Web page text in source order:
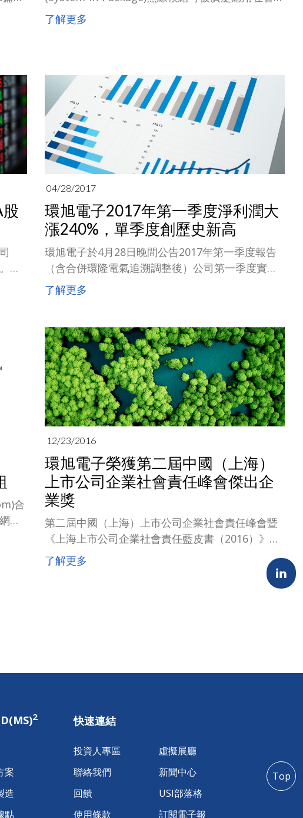
在
之
家電、居家防護以及其他IoT消費性產品。
了解更多
在
22
04/28/2017
環旭電子2017年第一季度淨利潤大
漲240%，單季度創歷史新高
環旭電子於4月28日晚間公告2017年第一季度報告
（含合併環隆電氣追溯調整後）公司第一季度實現
營業收入人民幣64.7億元，較去年同期人民幣49.02
億元增長32%。單季實現歸屬于母公司所有者的淨
大漲240%，營收和淨利潤表現均
了解更多
合
模
在
12/23/2016
環旭電子榮獲第二屆中國（上海）
上市公司企業社會責任峰會傑出企
業獎
第二屆中國（上海）上市公司企業社會責任峰會暨
《上海上市公司企業社會責任藍皮書（2016）》發
佈會在上海金融資訊中心舉辦。峰會中，舉行上海
上市公司企業社會責任評選頒獎活動並以「改革‧責
任‧行動」為主題，亦正式發佈《上海上市公司企業
了解更多
2
案
造
點
快速連結
投資人專區
虛擬展廳
聯絡我們
新聞中心
回饋
USI部落格
使用條款
訂閱電子報
Top